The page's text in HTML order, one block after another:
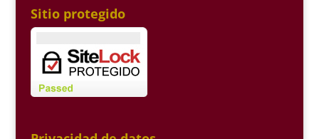
Sitio protegido